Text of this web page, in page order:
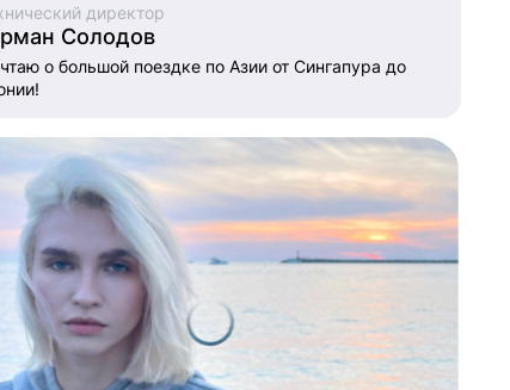
директор
Солодов
о большой поездке по Азии от Сингапура до